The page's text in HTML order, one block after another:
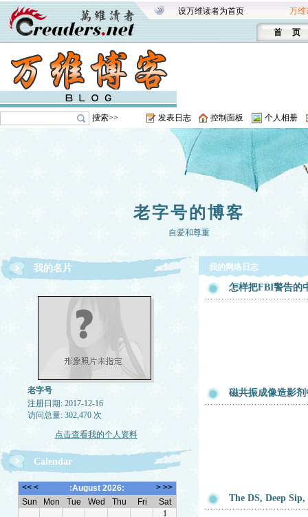
设万维读者为首页 万维
首 页
搜索>> 发表日志 控制面板 个人相册
老字号的博客
自爱和尊重
我的名片
老字号
注册日期: 2017-12-16
访问总量: 302,470 次
点击查看我的个人资料
Calendar
我的网络日志
怎样把FBI警告的
磁共振成像造影
The DS, Deep